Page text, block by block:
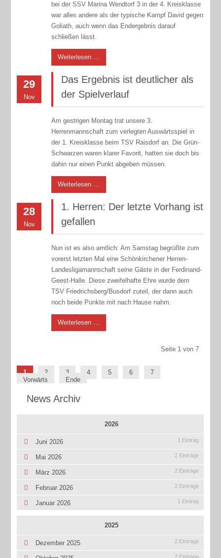
bei der SSV Marina Wendtorf 3 in der 4. Kreisklasse
war alles andere als der typische Kampf David gegen
Goliath, auch wenn das Endergebnis darauf
schließen lässt.
Weiterlesen …
29
Nov
Das Ergebnis ist deutlicher als
der Spielverlauf
Am gestrigen Montag trat unsere 3.
Herrenmannschaft zum verlegten Auswärtsspiel in
der 1. Kreisklasse beim TSV Raisdorf an. Die Grün-
Schwarzen waren klarer Favorit, hatten sie doch bis
dahin nur einen Punkt abgeben müssen.
Weiterlesen …
28
Nov
1. Herren: Der letzte Vorhang ist
gefallen
Nun ist es also amtlich: Am Samstag begrüßte zum
vorerst letzten Mal eine Schönkirchener Herren-
Landesligamannschaft seine Gäste in der Ferdinand-
Geest-Halle. Diese zweifelhafte Ehre wurde dem
TSV Friedrichsberg/Busdorf zuteil, der dann auch
noch beide Punkte mit nach Hause nahm.
Weiterlesen …
Seite 1 von 7
1 2 3 4 5 6
7
Vorwärts
Ende
News Archiv
2026
Juni 2026 1 Eintrag
Mai 2026 2 Einträge
März 2026 2 Einträge
Februar 2026 2 Einträge
Januar 2026 1 Eintrag
2025
Dezember 2025 2 Einträge
2 Einträge